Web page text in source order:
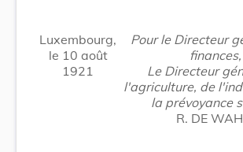
Luxembourg,
le 10 août
1921
Pour le Directeur
finances,
Le Directeur
l'agriculture, de
la prévoyance
R. DE